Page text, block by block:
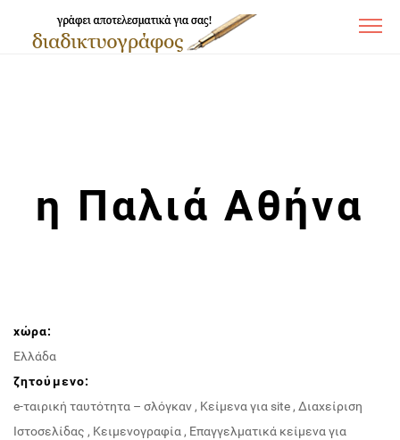
η Παλιά Αθήνα
χώρα:
Ελλάδα
ζητούμενο:
e-ταιρική ταυτότητα – σλόγκαν , Κείμενα για site , Διαχείριση
Ιστοσελίδας , Κειμενογραφία , Επαγγελματικά κείμενα για